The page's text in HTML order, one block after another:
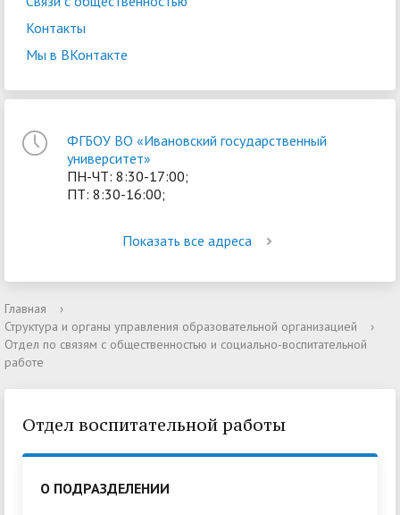
Контакты
Мы в ВКонтакте
ФГБОУ ВО «Ивановский государственный
университет»
ПН-ЧТ: 8:30-17:00;
ПТ: 8:30-16:00;
Показать все адреса
Главная
›
Структура и органы управления образовательной организацией
›
Отдел по связям с общественностью и социально-воспитательной
работе
Отдел воспитательной работы
О ПОДРАЗДЕЛЕНИИ